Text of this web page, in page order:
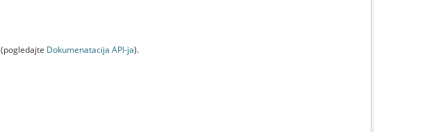
(pogledajte Dokumenаtаcijа API-jа).